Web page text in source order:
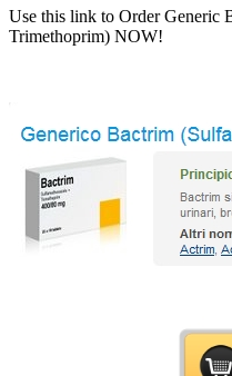
Use this link to Order Generic
Trimethoprim) NOW!